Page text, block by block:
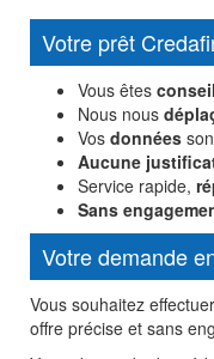
Votre prêt
Vous êtes
Nous nous
Vos données
Aucune
Service rapide,
Sans
Votre demande
Vous souhaitez
offre précise et sans